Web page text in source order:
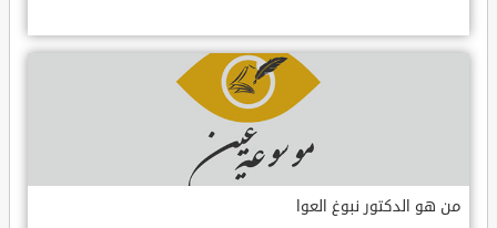
من هو الدكتور نبوغ العوا